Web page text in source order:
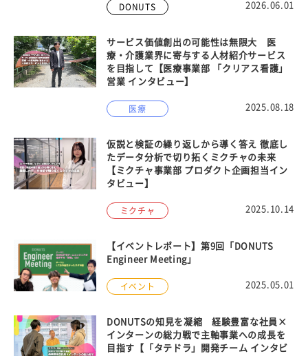
DONUTS 2026.06.01
医療 2025.08.18
サービス価値創出の可能性は無限大 医
療・介護業界に寄与する人材紹介サービス
を目指して【医療事業部 「クリアス看護」
営業 インタビュー】
ミクチャ 2025.10.14
仮説と検証の繰り返しから導く答え 徹底し
たデータ分析で切り拓くミクチャの未来
【ミクチャ事業部 プロダクト企画担当イン
タビュー】
イベント 2025.05.01
【イベントレポート】第9回「DONUTS
Engineer Meeting」
DONUTSの知見を凝縮 経験豊富な社員×
インターンの総力戦で主軸事業への成長を
目指す【「タテドラ」開発チーム インタビ